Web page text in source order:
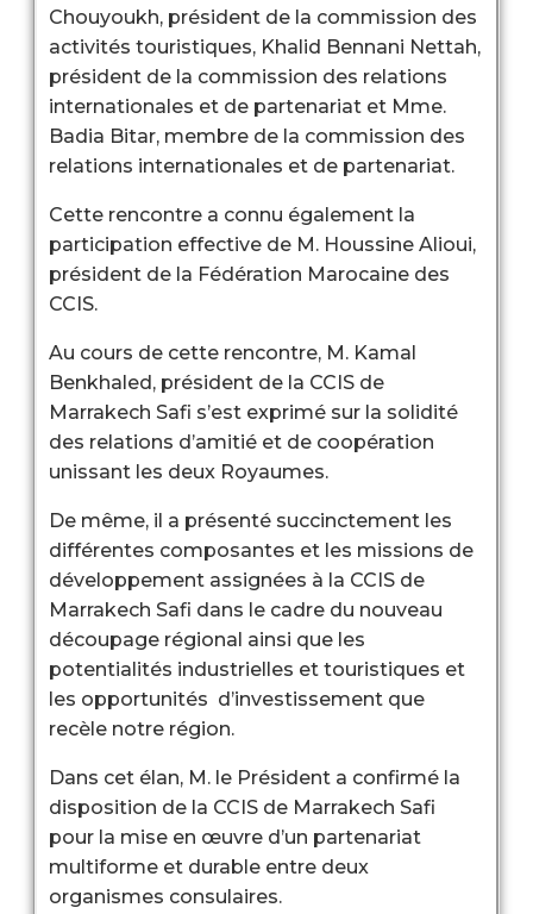
Chouyoukh, président de la commission des
activités touristiques, Khalid Bennani Nettah,
président de la commission des relations
internationales et de partenariat et Mme.
Badia Bitar, membre de la commission des
relations internationales et de partenariat.
Cette rencontre a connu également la
participation effective de M. Houssine Alioui,
président de la Fédération Marocaine des
CCIS.
Au cours de cette rencontre, M. Kamal
Benkhaled, président de la CCIS de
Marrakech Safi s’est exprimé sur la solidité
des relations d’amitié et de coopération
unissant les deux Royaumes.
De même, il a présenté succinctement les
différentes composantes et les missions de
développement assignées à la CCIS de
Marrakech Safi dans le cadre du nouveau
découpage régional ainsi que les
potentialités industrielles et touristiques et
les opportunités d’investissement que
recèle notre région.
Dans cet élan, M. le Président a confirmé la
disposition de la CCIS de Marrakech Safi
pour la mise en œuvre d’un partenariat
multiforme et durable entre deux
organismes consulaires.